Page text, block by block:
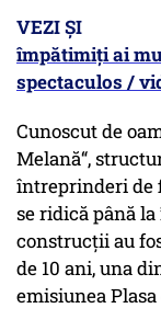
VEZI
împătimiți ai
spectaculos /
Cunoscut de
Melană“,
întreprinderi de
se ridică până
construcții au
de 10 ani, una
emisiunea Plasa